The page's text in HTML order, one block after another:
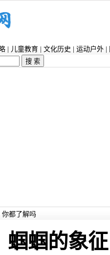
儿童教育 文化历史 运动户外
都了解吗
蝈蝈的象